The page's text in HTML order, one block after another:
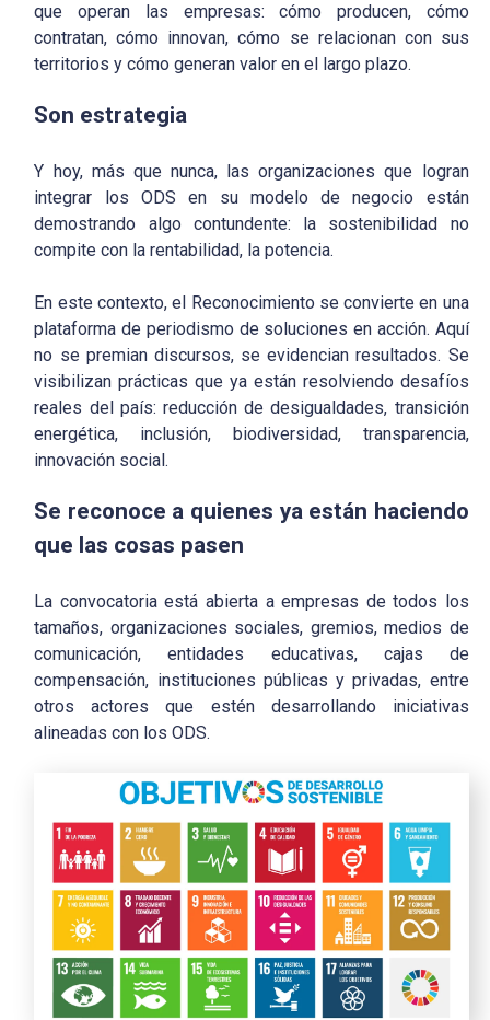
que operan las empresas: cómo producen, cómo
contratan, cómo innovan, cómo se relacionan con sus
territorios y cómo generan valor en el largo plazo.
Son estrategia
Y hoy, más que nunca, las organizaciones que logran
integrar los ODS en su modelo de negocio están
demostrando algo contundente: la sostenibilidad no
compite con la rentabilidad, la potencia.
En este contexto, el Reconocimiento se convierte en una
plataforma de periodismo de soluciones en acción. Aquí
no se premian discursos, se evidencian resultados. Se
visibilizan prácticas que ya están resolviendo desafíos
reales del país: reducción de desigualdades, transición
energética, inclusión, biodiversidad, transparencia,
innovación social.
Se reconoce a quienes ya están haciendo
que las cosas pasen
La convocatoria está abierta a empresas de todos los
tamaños, organizaciones sociales, gremios, medios de
comunicación, entidades educativas, cajas de
compensación, instituciones públicas y privadas, entre
otros actores que estén desarrollando iniciativas
alineadas con los ODS.